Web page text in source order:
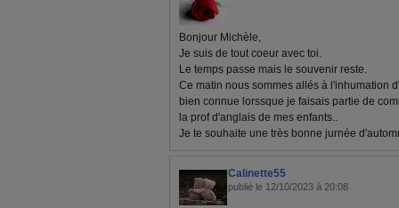
Bonjour Michèle,
Je suis de tout coeur avec toi.
Le temps passe mais le souvenir reste.
Ce matin nous sommes allés à l'inhumation
bien connue lorssque je faisais partie de
la prof d'anglais de mes enfants..
Je te souhaite une très bonne jurnée
Calinette55
publié le 12/10/2023 à 20:08